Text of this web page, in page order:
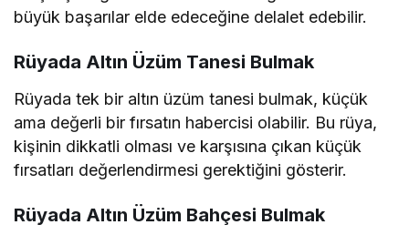
büyük başarılar elde edeceğine delalet edebilir.
Rüyada Altın Üzüm Tanesi Bulmak
Rüyada tek bir altın üzüm tanesi bulmak, küçük
ama değerli bir fırsatın habercisi olabilir. Bu rüya,
kişinin dikkatli olması ve karşısına çıkan küçük
fırsatları değerlendirmesi gerektiğini gösterir.
Rüyada Altın Üzüm Bahçesi Bulmak